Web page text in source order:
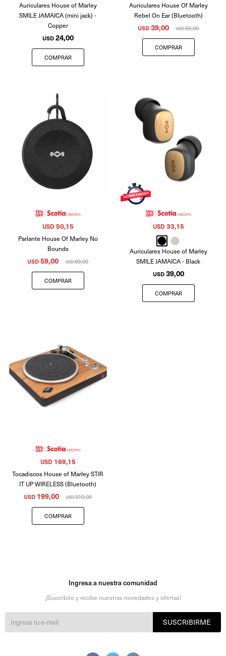
Auriculares House of Marley
SMILE JAMAICA (mini jack) -
Copper
USD 24,00
Auriculares House Of Marley
Rebel On Ear (Bluetooth)
USD39,00 USD59,00
Parlante House Of Marley No
Bounds
USD59,00 USD69,00
USD 50,15
Auriculares House of Marley
SMILE JAMAICA - Black
USD 39,00
USD 33,15
Tocadiscos House of Marley STIR
IT UP WIRELESS (Bluetooth)
USD 199,00 USD319,00
USD 169,15
Ingresa a nuestra comunidad
¡Suscribite y recibe nuestras novedades y ofertas!
SUSCRIBIRME